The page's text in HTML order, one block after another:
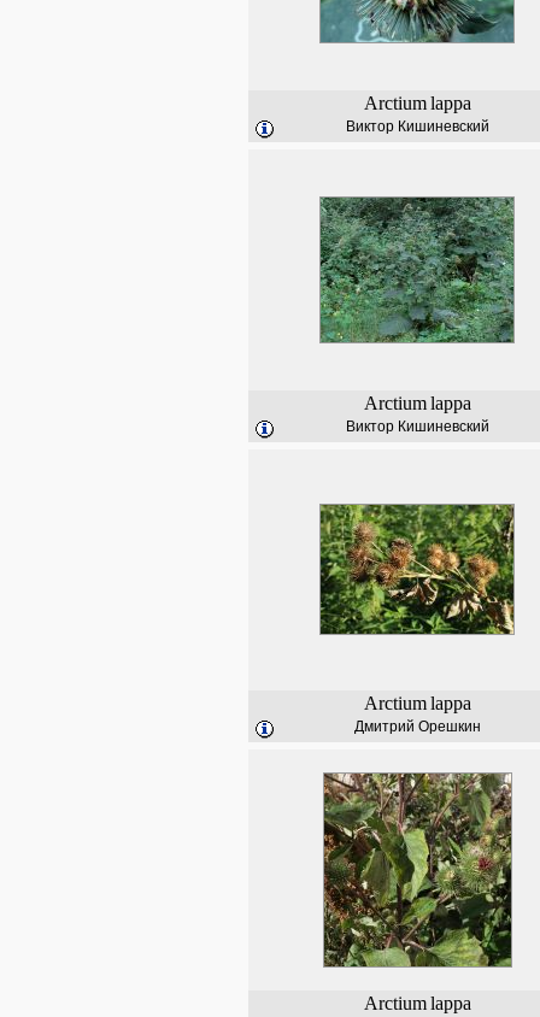
Arctium lappa
Виктор Кишиневский
Arctium lappa
Виктор Кишиневский
Arctium lappa
Дмитрий Орешкин
Arctium lappa